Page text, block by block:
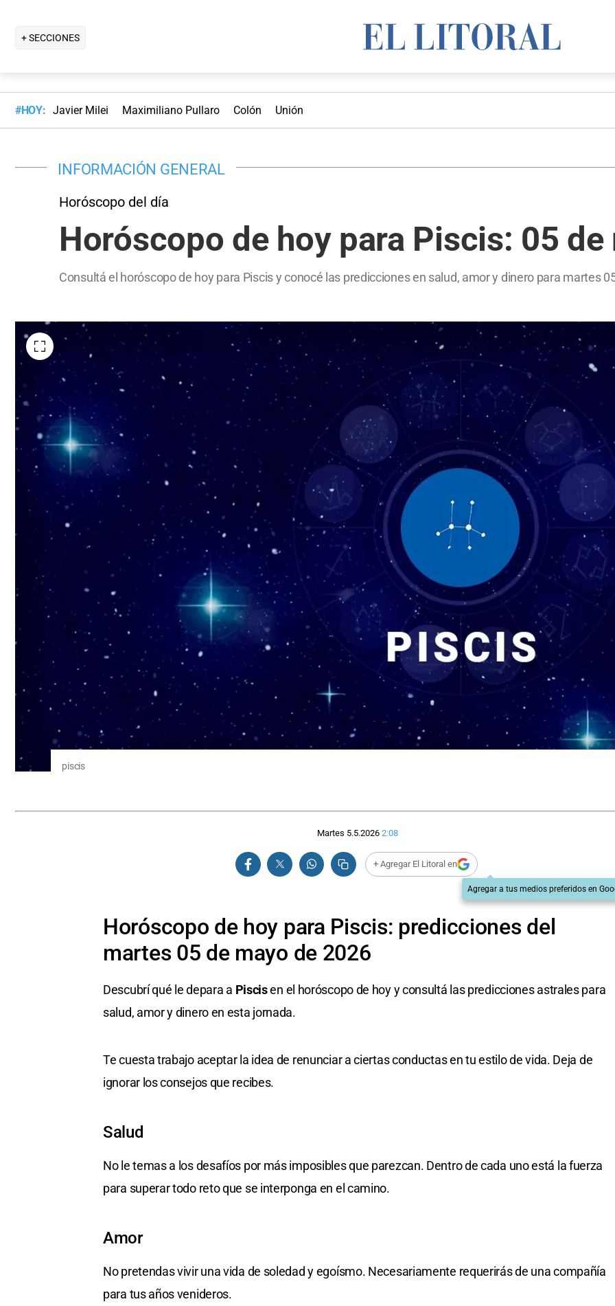
+ SECCIONES
#HOY: Javier Milei Maximiliano Pullaro Colón Unión
INFORMACIÓN GENERAL
Horóscopo del día
Horóscopo de hoy para Piscis: 05
Consultá el horóscopo de hoy para Piscis y conocé las predicciones en salud, amor y dinero para martes
piscis
Martes 5.5.2026 2:08
+ Agregar El Litoral en
Agregar a tus medios preferidos en
Horóscopo de hoy para Piscis: predicciones del
martes 05 de mayo de 2026
Descubrí qué le depara a Piscisen el horóscopo de hoy y consultá las predicciones astrales para
salud, amor y dinero en esta jornada.
Te cuesta trabajo aceptar la idea de renunciar a ciertas conductas en tu estilo de vida. Deja de
ignorar los consejos que recibes.
Salud
No le temas a los desafíos por más imposibles que parezcan. Dentro de cada uno está la fuerza
para superar todo reto que se interponga en el camino.
Amor
No pretendas vivir una vida de soledad y egoísmo. Necesariamente requerirás de una compañía
para tus años venideros.